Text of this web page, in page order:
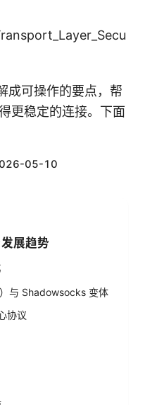
成可操作的要点，帮
更稳定的连接。下面
05-10
展趋势
与 Shadowsocks 变体
协议